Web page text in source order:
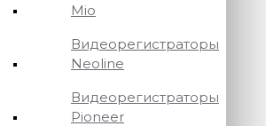
Mio
Видеорегистраторы
Neoline
Видеорегистраторы
Pioneer